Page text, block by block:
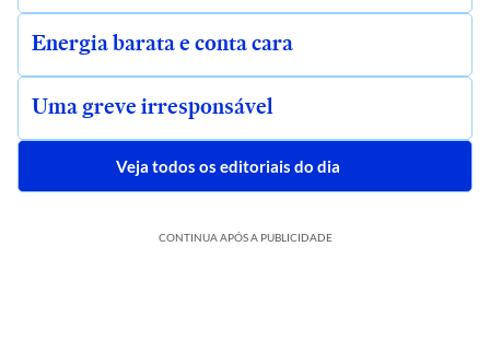
Energia barata e conta cara
Uma greve irresponsável
Veja todos os editoriais do dia
CONTINUA APÓS A PUBLICIDADE